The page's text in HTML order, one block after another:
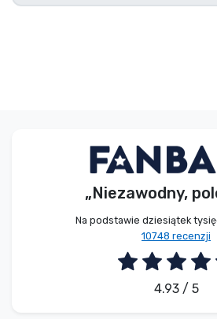
„Niezawodny,
Na podstawie dziesiątek
10748 recenzji
4.93 / 5